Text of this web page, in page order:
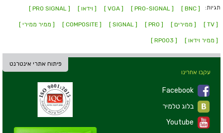
תגיות: [ BNC ]
[ PRO-SIGNAL ]
[ VGA ] [ וידאו ] [ PRO SIGNAL ]
[ TV ] [ ממירים ] [ PRO ]
[ SIGNAL ]
[ COMPOSITE ] [ ממיר ממירי ]
[ ממיר וידאו ] [ RP003 ]
פיתוח אתרי אינטרנט
עקבו אחרינו
Facebook
Youtube